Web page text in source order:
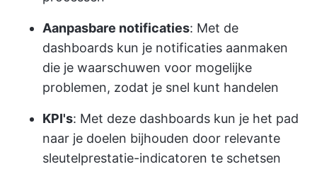
Aanpasbare notificaties: Met de
dashboards kun je notificaties aanmaken
die je waarschuwen voor mogelijke
problemen, zodat je snel kunt handelen
KPI's: Met deze dashboards kun je het pad
naar je doelen bijhouden door relevante
sleutelprestatie-indicatoren te schetsen